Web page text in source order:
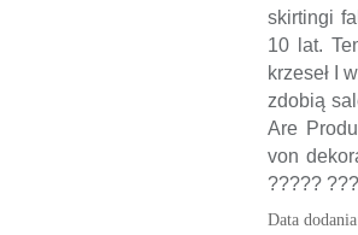
skirtingi
10 lat.
krzeseł I
zdobią
Are
von
?????
Data